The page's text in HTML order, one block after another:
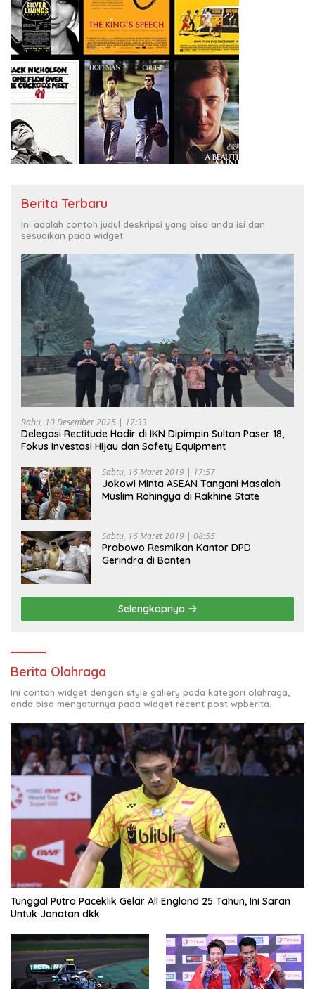
Berita Terbaru
Ini adalah contoh judul deskripsi yang bisa anda isi dan
sesuaikan pada widget
Rabu, 10 Desember 2025 | 17:33
Delegasi Rectitude Hadir di IKN Dipimpin Sultan Paser 18,
Fokus Investasi Hijau dan Safety Equipment
Sabtu, 16 Maret 2019 | 17:57
Jokowi Minta ASEAN Tangani Masalah
Muslim Rohingya di Rakhine State
Sabtu, 16 Maret 2019 | 08:55
Prabowo Resmikan Kantor DPD
Gerindra di Banten
Selengkapnya
Berita Olahraga
Ini contoh widget dengan style gallery pada kategori olahraga,
anda bisa mengaturnya pada widget recent post wpberita.
Tunggal Putra Paceklik Gelar All England 25 Tahun, Ini Saran
Untuk Jonatan dkk